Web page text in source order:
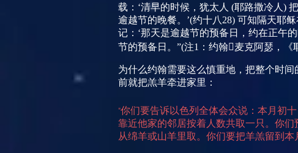
载：‘清早的时候，犹太人 (耶路撒冷人 )
逾越节的晚餐。’(约十八 28) 可知隔天耶
记：‘那天是逾越节的预备日，约在正午
节的预备日。”(注1 ：约翰麦克阿瑟，
为什么约翰需要这么慎重地，把整个时
前就把羔羊牵进家里：
“你们要告诉以色列全体会众说：本月初
靠近他家的邻居按着人数共取一只。你
从绵羊或山羊里取。你们要把羊羔留到